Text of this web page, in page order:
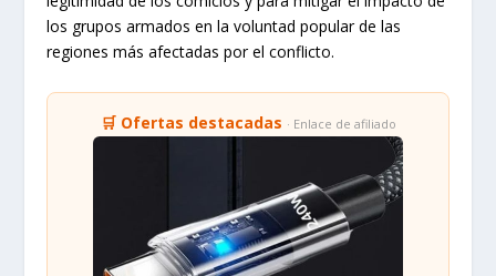
los grupos armados en la voluntad popular de las
regiones más afectadas por el conflicto.
🛒 Ofertas destacadas · Enlace de afiliado